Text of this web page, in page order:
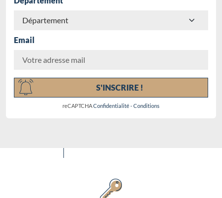
Email
S'INSCRIRE !
reCAPTCHAConfidentialité-Conditions